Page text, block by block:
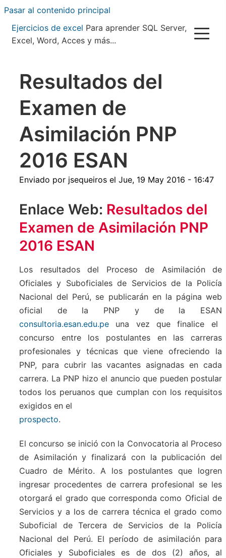
Pasar al contenido principal
Ejercicios de excel Para aprender SQL Server,
Excel, Word, Acces y más...
Resultados del
Examen de
Asimilación PNP
2016 ESAN
Enviado por jsequeiros el Jue, 19 May 2016 - 16:47
Enlace Web: Resultados del
Examen de Asimilación PNP
2016 ESAN
Los resultados del Proceso de Asimilación de
Oficiales y Suboficiales de Servicios de la Policía
Nacional del Perú, se publicarán en la página web
oficial de la PNP y de la ESAN
consultoria.esan.edu.pe una vez que finalice el
concurso entre los postulantes en las carreras
profesionales y técnicas que viene ofreciendo la
PNP, para cubrir las vacantes asignadas en cada
carrera. La PNP hizo el anuncio que pueden postular
todos los peruanos que cumplan con los requisitos
exigidos en el
prospecto.
El concurso se inició con la Convocatoria al Proceso
de Asimilación y finalizará con la publicación del
Cuadro de Mérito. A los postulantes que logren
ingresar procedentes de carrera profesional se les
otorgará el grado que corresponda como Oficial de
Servicios y a los de carrera técnica el grado como
Suboficial de Tercera de Servicios de la Policía
Nacional del Perú. El período de asimilación para
Oficiales y Suboficiales es de dos (2) años, al